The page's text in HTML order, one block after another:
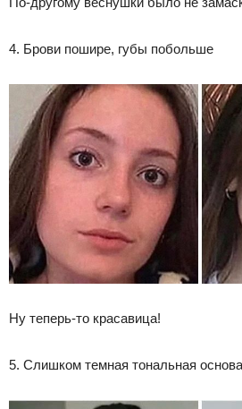
4. Брови пошире, губы побольше
Ну теперь-то красавица!
5. Слишком темная тональная основа